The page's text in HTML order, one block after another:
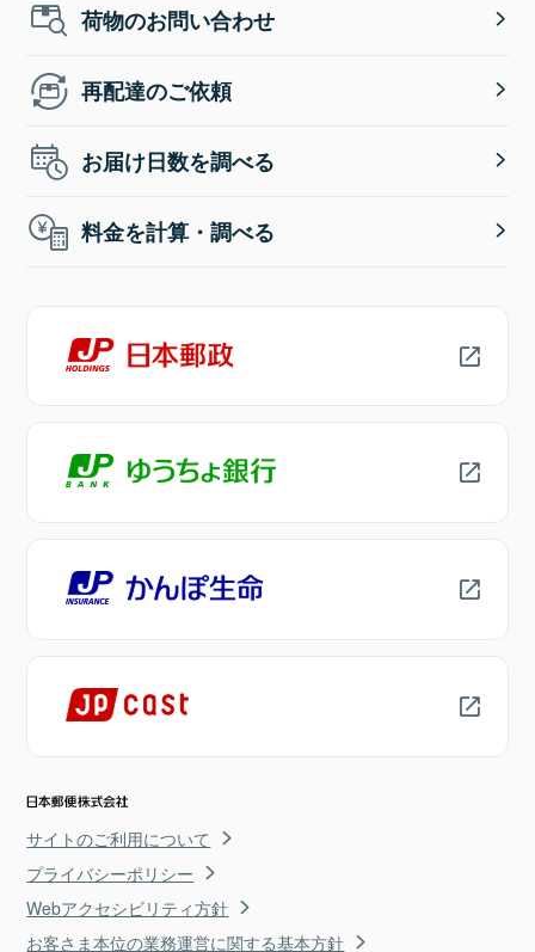
荷物のお問い合わせ
再配達のご依頼
お届け日数を調べる
料金を計算・調べる
サイトのご利用について
プライバシーポリシー
Webアクセシビリティ方針
お客さま本位の業務運営に関する基本方針